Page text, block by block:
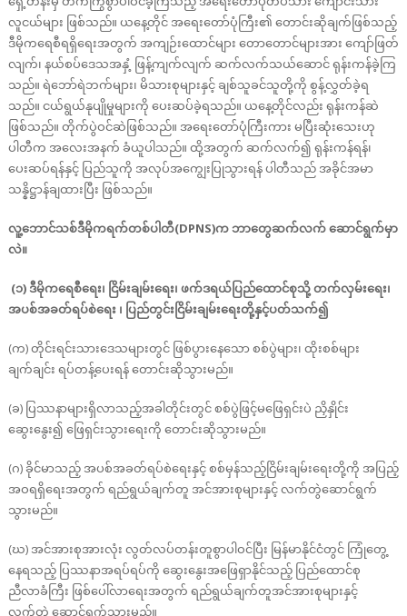
လူငယ်များ ဖြစ်သည်။ ယနေ့တိုင် အရေးတော်ပုံကြီး၏ တောင်းဆိုချက်ဖြစ်သည့်
ဒီမိုကရေစီရရှိရေးအတွက် အကျဉ်းထောင်များ တောတောင်များအား ကျော်ဖြတ်
လျက်၊ နယ်စပ်ဒေသအနှံ့ ဖြန့်ကျက်လျက် ဆက်လက်သယ်ဆောင် ရုန်းကန်ခဲ့ကြ
သည်။ ရဲဘော်ရဲဘက်များ၊ မိသားစုများနှင့် ချစ်သူခင်သူတို့ကို စွန့်လွှတ်ခဲ့ရ
သည်။ ငယ်ရွယ်နုပျိုမှုများကို ပေးဆပ်ခဲ့ရသည်။ ယနေ့တိုင်လည်း ရုန်းကန်ဆဲ
ဖြစ်သည်။ တိုက်ပွဲဝင်ဆဲဖြစ်သည်။ အရေးတော်ပုံကြီးကား မပြီးဆုံးသေးဟု
ပါတီက အလေးအနက် ခံယူပါသည်။ ထို့အတွက် ဆက်လက်၍ ရုန်းကန်ရန်၊
ပေးဆပ်ရန်နှင့် ပြည်သူကို အလုပ်အကျွေးပြုသွားရန် ပါတီသည် အခိုင်အမာ
သန္နိဋ္ဌာန်ချထားပြီး ဖြစ်သည်။
လူ့ဘောင်သစ်ဒီမိုကရက်တစ်ပါတီ(DPNS)က ဘာတွေဆက်လက် ဆောင်ရွက်မှာ
လဲ။
(၁) ဒီမိုကရေစီရေး၊ ငြိမ်းချမ်းရေး၊ ဖက်ဒရယ်ပြည်ထောင်စုသို့ တက်လှမ်းရေး၊
အပစ်အခတ်ရပ်စဲရေး ၊ ပြည်တွင်းငြိမ်းချမ်းရေးတို့နှင့်ပတ်သက်၍
(က) တိုင်းရင်းသားဒေသများတွင် ဖြစ်ပွားနေသော စစ်ပွဲများ၊ ထိုးစစ်များ
ချက်ချင်း ရပ်တန့်ပေးရန် တောင်းဆိုသွားမည်။
(ခ) ပြဿနာများရှိလာသည့်အခါတိုင်းတွင် စစ်ပွဲဖြင့်မဖြေရှင်းပဲ ညှိနှိုင်း
ဆွေးနွေး၍ ဖြေရှင်းသွားရေးကို တောင်းဆိုသွားမည်။
(ဂ) ခိုင်မာသည့် အပစ်အခတ်ရပ်စဲရေးနှင့် စစ်မှန်သည့်ငြိမ်းချမ်းရေးတို့ကို အပြည့်
အဝရရှိရေးအတွက် ရည်ရွယ်ချက်တူ အင်အားစုများနှင့် လက်တွဲဆောင်ရွက်
သွားမည်။
(ဃ) အင်အားစုအားလုံး လွတ်လပ်တန်းတူစွာပါဝင်ပြီး မြန်မာနိုင်ငံတွင် ကြုံတွေ့
နေရသည့် ပြဿနာအရပ်ရပ်ကို ဆွေးနွေးအဖြေရှာနိုင်သည့် ပြည်ထောင်စု
ညီလာခံကြီး ဖြစ်ပေါ်လာရေးအတွက် ရည်ရွယ်ချက်တူအင်အားစုများနှင့်
လက်တွဲ ဆောင်ရွက်သွားမည်။